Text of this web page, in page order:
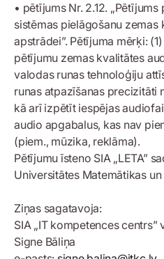
• pētījums Nr. 2.12.
sistēmas pielāgošanu
apstrādei”. Pētījuma mērķi:
pētījumu zemas kvalitātes
valodas runas tehnoloģiju
runas atpazīšanas precizitāti
kā arī izpētīt iespējas
audio apgabalus, kas nav
(piem., mūzika, reklāma).
Pētījumu īsteno SIA „LETA”
Universitātes Matemātikas
Ziņas sagatavoja:
SIA „IT kompetences
Signe Bāliņa